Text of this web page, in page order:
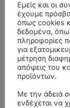
Εμείς και οι
έχουμε
όπως cookies
δεδομένα,
πληροφορίες
για
μέτρηση
απόψεις του
προϊόντων.
Με την άδειά
ενδέχεται να